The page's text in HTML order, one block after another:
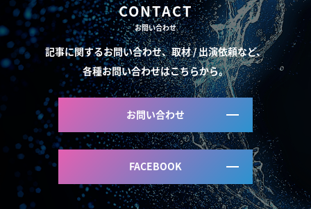
CONTACT
お問い合わせ
記事に関するお問い合わせ、取材 / 出演依頼など、
各種お問い合わせはこちらから。
お問い合わせ
FACEBOOK